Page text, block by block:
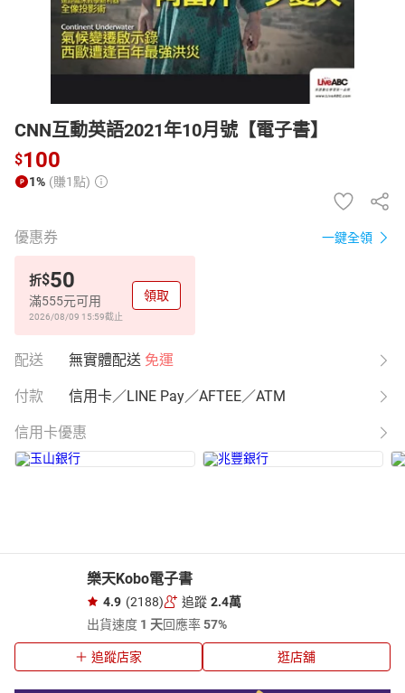
CNN互動英語2021年10月號【電子書】
$100
1% (賺1點)
優惠券 一鍵全領
折$50
滿555元可用
2026/08/09 15:59截止
領取
配送 無實體配送 免運
付款 信用卡／LINE Pay／AFTEE／ATM
信用卡優惠
樂天Kobo電子書
4.9 (2188) 追蹤 2.4萬
出貨速度 1 天回應率57%
追蹤店家 逛店舖